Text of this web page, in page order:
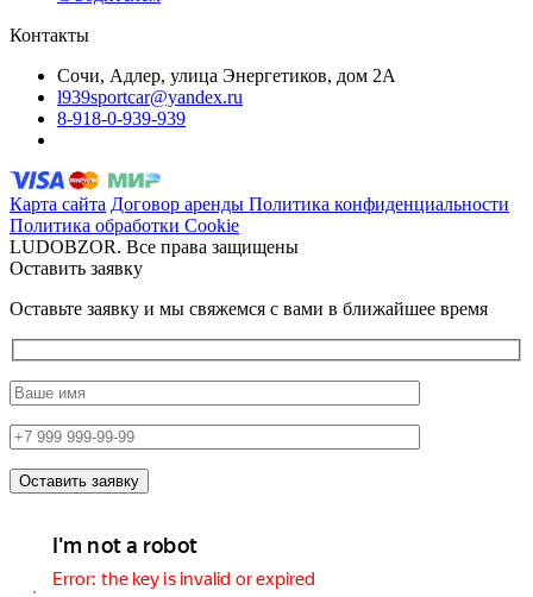
Контакты
Сочи, Адлер, улица Энергетиков, дом 2А
l939sportcar@yandex.ru
8-918-0-939-939
Карта сайта Договор аренды Политика конфиденциальности
Политика обработки Cookie
LUDOBZOR. Все права защищены
Оставить заявку
Оставьте заявку и мы свяжемся с вами в ближайшее время